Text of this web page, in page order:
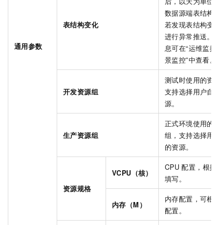
通用参数
表结构变化
数据源端表结构
若发现表结构变
进行异常推送。
息可在“运维监
景监控”中查看。
开发资源组
测试时使用的资
支持选择用户自
源。
生产资源组
正式环境使用的
组，支持选择用
的资源。
资源规格
VCPU（核）
CPU 配置，根据
填写。
内存（M）
内存配置，可根
配置。